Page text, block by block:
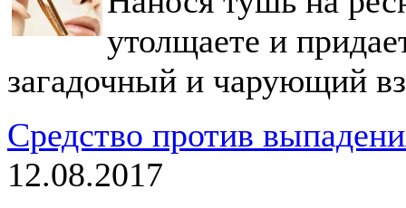
утолщаете и
загадочный и чарующий
Средство против
12.08.2017